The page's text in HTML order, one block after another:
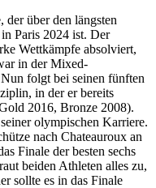
der über den längsten
Paris 2024 ist. Der
Wettkämpfe absolviert,
in der Mixed-
folgt bei seinen fünften
in der er bereits
2016, Bronze 2008).
olympischen Karriere.
nach Chateauroux an
Finale der besten sechs
beiden Athleten alles zu,
sollte es in das Finale